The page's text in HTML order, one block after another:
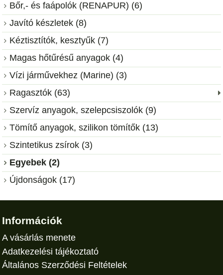
Bőr,- és faápolók (RENAPUR) (6)
Javító készletek (8)
Kéztisztítók, kesztyűk (7)
Magas hőtűrésű anyagok (4)
Vízi járművekhez (Marine) (3)
Ragasztók (63)
Szervíz anyagok, szelepcsiszolók (9)
Tömítő anyagok, szilikon tömítők (13)
Szintetikus zsírok (3)
Egyebek (2)
Újdonságok (17)
Információk
A vásárlás menete
Adatkezelési tájékoztató
Általános Szerződési Feltételek